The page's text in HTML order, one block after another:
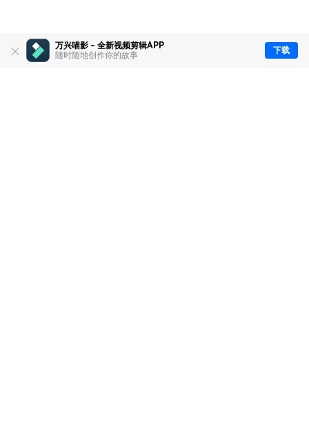
万兴喵影 - 全新视频剪辑APP
随时随地创作你的故事
下载